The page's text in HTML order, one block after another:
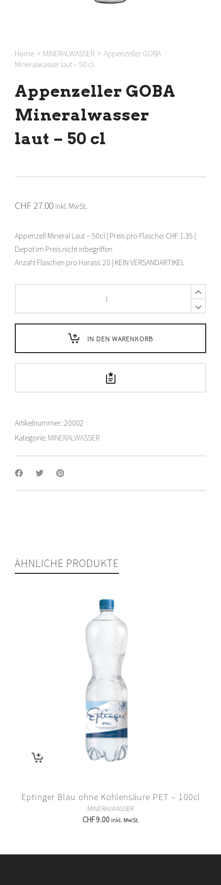
Home > MINERALWASSER > Appenzeller GOBA
Mineralwasser laut – 50 cl
Appenzeller GOBA
Mineralwasser
laut – 50 cl
CHF27.00 inkl. MwSt.
Appenzell Mineral Laut – 50cl | Preis pro Flasche: CHF 1.35 |
Depot im Preis nicht inbegriffen
Anzahl Flaschen pro Harass: 20 | KEIN VERSANDARTIKEL
Mineralwasser
laut
cl
quantity
IN DEN WARENKORB
Artikelnummer:20002
Kategorie: MINERALWASSER
ÄHNLICHE PRODUKTE
Eptinger Blau ohne Kohlensäure PET – 100cl
MINERALWASSER
CHF9.00 inkl. MwSt.